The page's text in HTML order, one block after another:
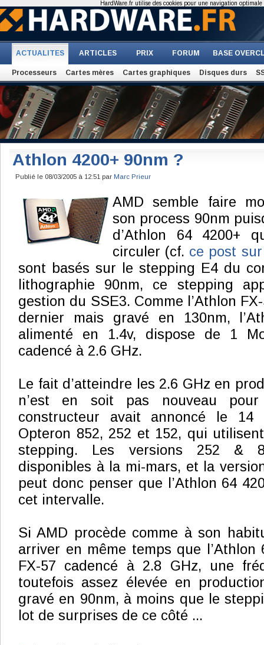
ACTUALITES ARTICLES PRIX FORUM BASE
Processeurs Cartes mères Cartes graphiques Disques durs
Athlon 4200+ 90nm ?
Publié le 08/03/2005 à 12:51 par Marc Prieur
AMD semble faire
son process 90nm
d’Athlon 64 4200+
circuler (cf. ce post
sont basés sur le stepping E4 du
lithographie 90nm, ce stepping
gestion du SSE3. Comme l’Athlon
dernier mais gravé en 130nm,
alimenté en 1.4v, dispose de 1
cadencé à 2.6 GHz.
Le fait d’atteindre les 2.6 GHz en
n’est en soit pas nouveau
constructeur avait annoncé le 14
Opteron 852, 252 et 152, qui
stepping. Les versions 252 &
disponibles à la mi-mars, et la
peut donc penser que l’Athlon 64
cet intervalle.
Si AMD procède comme à son
arriver en même temps que l’Athlon
FX-57 cadencé à 2.8 GHz, une
toutefois assez élevée en
gravé en 90nm, à moins que le
lot de surprises de ce côté ...
HardWare.fr utilise des cookies pour une navigation